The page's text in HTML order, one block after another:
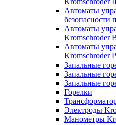
Автоматы
безопасности
Автоматы
Kromschroder
Автоматы
Kromschroder
Запальные
Запальные
Запальные
Горелки
Электроды
Манометры